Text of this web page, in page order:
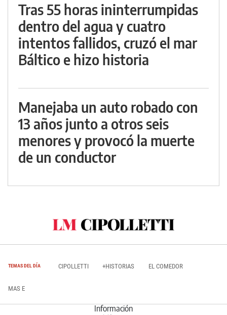
Tras 55 horas ininterrumpidas
dentro del agua y cuatro
intentos fallidos, cruzó el mar
Báltico e hizo historia
Manejaba un auto robado con
13 años junto a otros seis
menores y provocó la muerte
de un conductor
TEMAS DEL DÍA CIPOLLETTI +HISTORIAS EL COMEDOR
MAS E
Información